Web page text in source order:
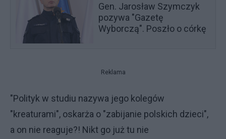
Gen. Jarosław Szymczyk
pozywa "Gazetę
Wyborczą". Poszło o córkę
Reklama
"Polityk w studiu nazywa jego kolegów
"kreaturami", oskarża o "zabijanie polskich dzieci",
a on nie reaguje?! Nikt go już tu nie